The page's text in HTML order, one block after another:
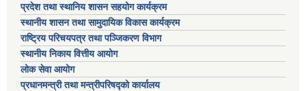
प्रदेश तथा स्थानिय शासन सहयोग कार्यक्रम
स्थानीय शासन तथा सामुदायिक विकास कार्यक्रम
राष्ट्रिय परिचयपत्र तथा पञ्जिकरण विभाग
स्थानीय निकाय वित्तीय आयोग
लोक सेवा आयोग
प्रधानमन्त्री तथा मन्त्रीपरिषद्को कार्यालय